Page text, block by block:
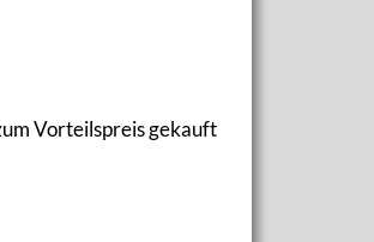
Vorteilspreis gekauft